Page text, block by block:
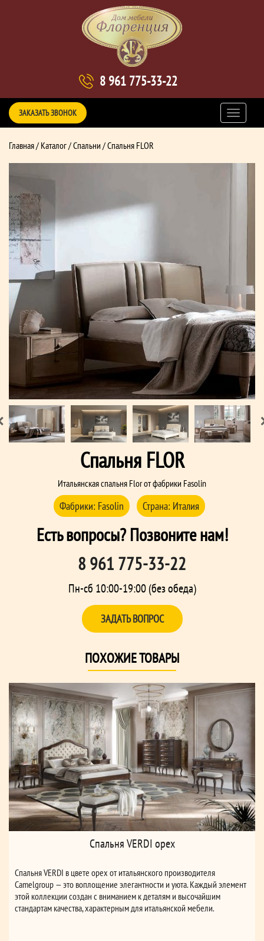
8 961 775-33-22
ЗАКАЗАТЬ ЗВОНОК
Главная/ Каталог/Спальни / Спальня FLOR
Спальня FLOR
Итальянская спальня Flor от фабрики Fasolin
Фабрики: Fasolin Страна: Италия
Есть вопросы? Позвоните нам!
8 961 775-33-22
Пн-сб 10:00-19:00 (без обеда)
ЗАДАТЬ ВОПРОС
ПОХОЖИЕ ТОВАРЫ
Спальня VERDI орех
Спальня VERDI в цвете орех от итальянского производителя
Camelgroup — это воплощение элегантности и уюта. Каждый элемент
этой коллекции создан с вниманием к деталям и высочайшим
стандартам качества, характерным для итальянской мебели.